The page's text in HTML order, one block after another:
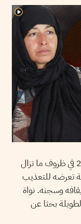
داخل سجن المرناقية يوم 17 جوان 2024 في ظروف ما تزال
تعرضه للتعذيب
وسجنه. نواة
بحثا عن